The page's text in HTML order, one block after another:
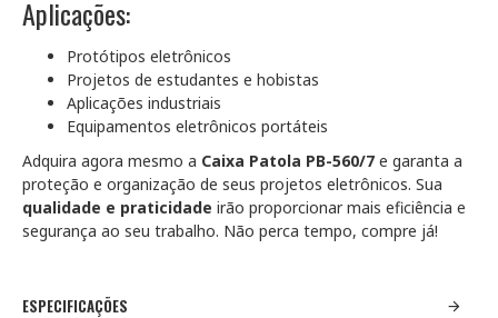
Aplicações:
Protótipos eletrônicos
Projetos de estudantes e hobistas
Aplicações industriais
Equipamentos eletrônicos portáteis
Adquira agora mesmo a Caixa Patola PB-560/7 e garanta a
proteção e organização de seus projetos eletrônicos. Sua
qualidade e praticidade irão proporcionar mais eficiência e
segurança ao seu trabalho. Não perca tempo, compre já!
ESPECIFICAÇÕES